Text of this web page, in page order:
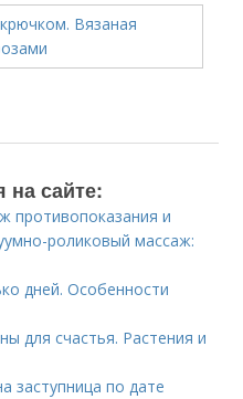
на сайте:
противопоказания и
роликовый массаж:
дней. Особенности
для счастья. Растения и
заступница по дате